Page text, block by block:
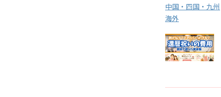
中国・四国・九州
海外